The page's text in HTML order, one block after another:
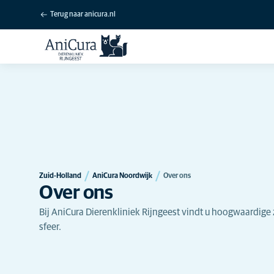
Terug naar anicura.nl
Zuid-Holland AniCura Noordwijk Over ons
Over ons
Bij AniCura Dierenkliniek Rijngeest vindt u
sfeer.